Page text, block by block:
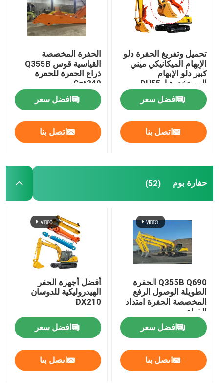
قطع أجزاء تحت عربة الحفر
محرك حفارة
محركات الحفر
أسنان دلو الحفر
تحميل وتفريغ الحفرة دلو
الإبهام الميكانيكي ميني
كبير دلو الإبهام
المستخدمة لDH55
افضل سعر
اتصل بنا
الحفرة المخصصة
القياسية قوس Q355B
ذراع الحفرة للحفرة
Cat349
افضل سعر
اتصل بنا
حفارة بوم (52)
Q355B Q690 الحفرة
الطويلة الوصول الرفع
المخصصة الحفرة امتداد
الذراع
افضل سعر
اتصل بنا
أفضل أجهزة الحفر
الهيدروليكية للدوسان
DX210
افضل سعر
اتصل بنا